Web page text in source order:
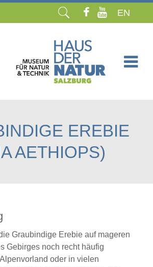
EN
EREBIE
AETHIOPS)
Graubindige Erebie auf mageren
Gebirges noch recht häufig
oder in vielen